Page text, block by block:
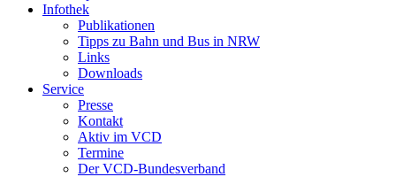
Infothek
Publikationen
Tipps zu Bahn und Bus in NRW
Links
Downloads
Service
Presse
Kontakt
Aktiv im VCD
Termine
Der VCD-Bundesverband